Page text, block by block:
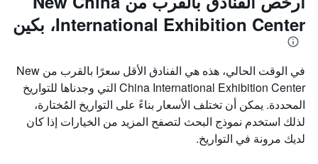
International Exhibition Center، بكين
في الوقت الحالي، هذه هي الفنادق الأقل سعرًا بالقرب من New
China International Exhibition Center التي وجدناها للتواريخ
المحددة. يمكن أن تختلف الأسعار بناءً على التواريخ المُختارة،
لذلك استخدم نموذج البحث لتصفح المزيد من الخيارات إذا كان
لديك مرونة في التواريخ.